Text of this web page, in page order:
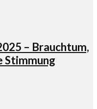
– Brauchtum,
Stimmung